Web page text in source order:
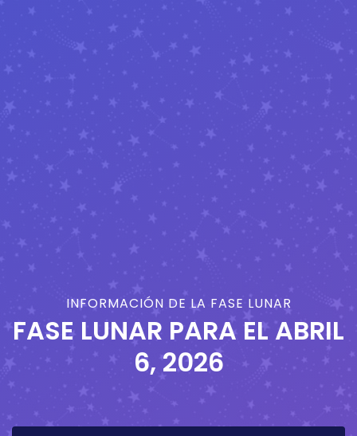
INFORMACIÓN DE LA FASE LUNAR
FASE LUNAR PARA EL ABRIL
6, 2026